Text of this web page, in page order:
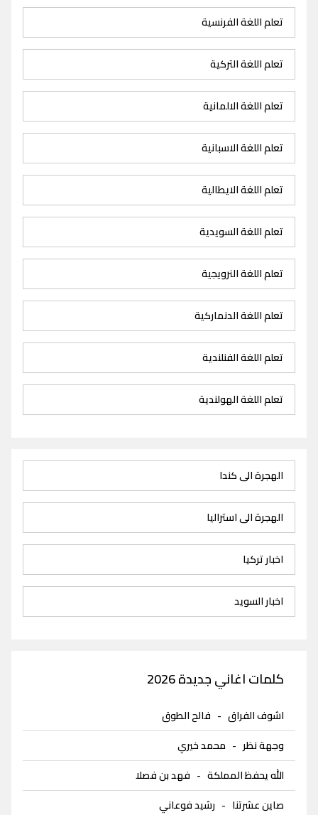
تعلم اللغة الفرنسية
تعلم اللغة التركية
تعلم اللغة الالمانية
تعلم اللغة الاسبانية
تعلم اللغة الايطالية
تعلم اللغة السويدية
تعلم اللغة النرويجية
تعلم اللغة الدنماركية
تعلم اللغة الفنلندية
تعلم اللغة الهولندية
الهجرة الى كندا
الهجرة الى استراليا
اخبار تركيا
اخبار السويد
كلمات اغاني جديدة 2026
اشوف الفراق - فالح الطوق
وجهة نظر- محمد خيري
الله يحفظ المملكة - فهد بن فصلا
صاين عشرتنا - رشيد فوعاني